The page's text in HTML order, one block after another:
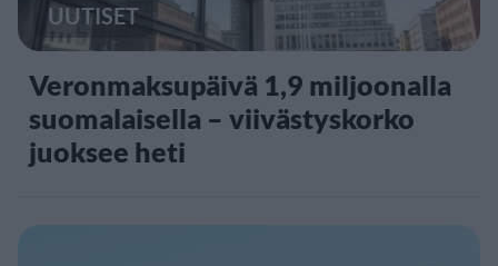
UUTISET
Veronmaksupäivä 1,9 miljoonalla
suomalaisella – viivästyskorko
juoksee heti